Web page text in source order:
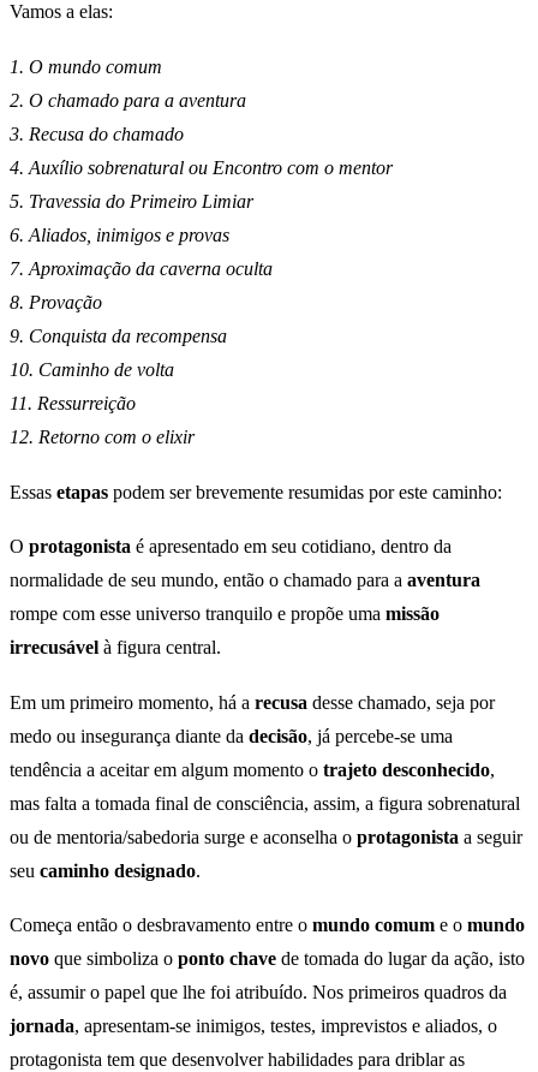
Vamos a elas:
1. O mundo comum
2. O chamado para a aventura
3. Recusa do chamado
4. Auxílio sobrenatural ou Encontro com o mentor
5. Travessia do Primeiro Limiar
6. Aliados, inimigos e provas
7. Aproximação da caverna oculta
8. Provação
9. Conquista da recompensa
10. Caminho de volta
11. Ressurreição
12. Retorno com o elixir
Essas etapas podem ser brevemente resumidas por este caminho:
O protagonista é apresentado em seu cotidiano, dentro da
normalidade de seu mundo, então o chamado para a aventura
rompe com esse universo tranquilo e propõe uma missão
irrecusável à figura central.
Em um primeiro momento, há a recusa desse chamado, seja por
medo ou insegurança diante da decisão, já percebe-se uma
tendência a aceitar em algum momento o trajeto desconhecido,
mas falta a tomada final de consciência, assim, a figura sobrenatural
ou de mentoria/sabedoria surge e aconselha o protagonista a seguir
seu caminho designado.
Começa então o desbravamento entre o mundo comum e o mundo
novo que simboliza o ponto chave de tomada do lugar da ação, isto
é, assumir o papel que lhe foi atribuído. Nos primeiros quadros da
jornada, apresentam-se inimigos, testes, imprevistos e aliados, o
protagonista tem que desenvolver habilidades para driblar as